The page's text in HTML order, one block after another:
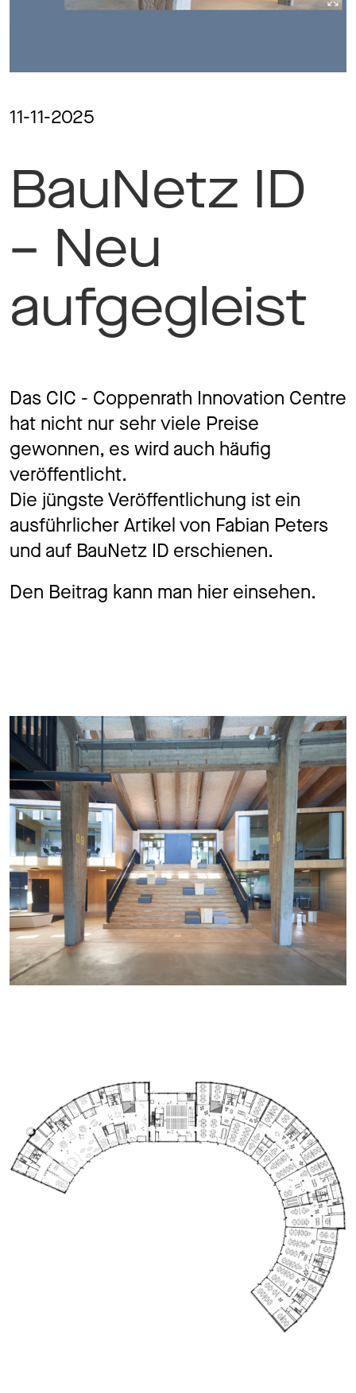
11-11-2025
BauNetz ID
– Neu
aufgegleist
Das CIC - Coppenrath Innovation Centre
hat nicht nur sehr viele Preise
gewonnen, es wird auch häufig
veröffentlicht.
Die jüngste Veröffentlichung ist ein
ausführlicher Artikel von Fabian Peters
und auf BauNetz ID erschienen.
Den Beitrag kann man hier einsehen.